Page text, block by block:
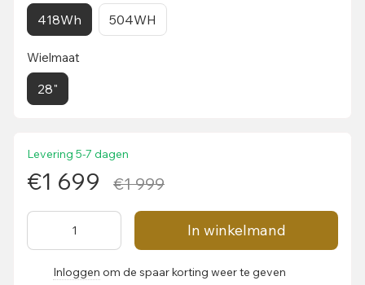
418Wh 504WH
Wielmaat
28"
Levering 5-7 dagen
€1 699 €1 999
In winkelmand
Inloggen om de spaar korting weer te geven